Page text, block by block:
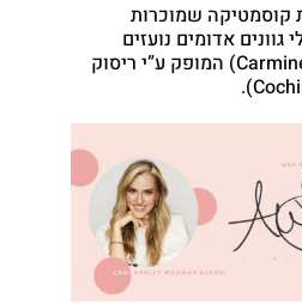
קוסמטיקה שמוכרות
אדומים נועזים
מכילים את הרכיב קרמיין (Carmine) המופק ע”י ריסוק